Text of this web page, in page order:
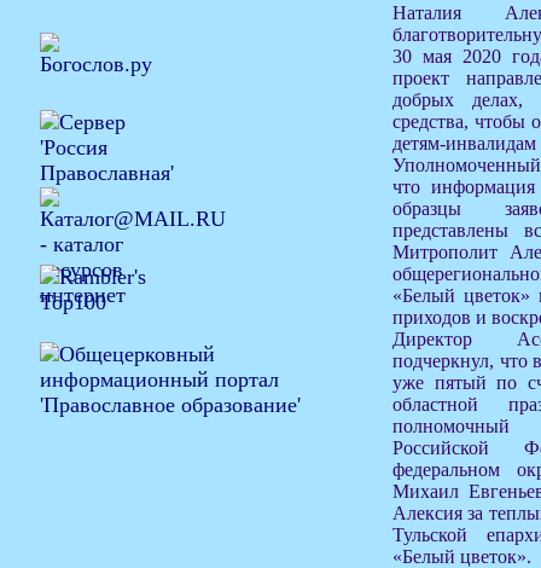
Наталия
30 мая 2020
проект
добрых делах,
средства, чтобы
детям-
что
образцы
представлены
Митрополит
«Белый цветок»
приходов и
Директор
подчеркнул, что
уже пятый по
областной
полномочный
Российской
федеральном
Михаил
Алексия за
Тульской
«Белый цветок».